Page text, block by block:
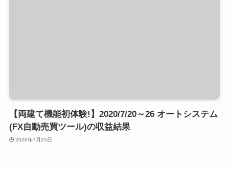
【両建て機能初体験!】2020/7/20～26 オートシステム
(FX自動売買ツール)の収益結果
2020年7月25日